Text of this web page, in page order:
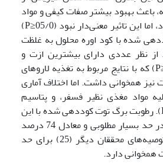
باعث بهبود بیشتر صفات کیفی و مواد
مغذی برگ توت می‌شود، اما این تاثیر معنی‌دار نبود (05/0≤P)
کوددهی شده با کود اوره محلول به غلظت
از نظر عددی دارای بیشترین ازت و
پروتئین بودند (05/0≤P) که با نتایج مربوط به تغذیه لاروهای
نیز همخوانی داشت. اما اختلاف آماری
مواد مغذی نظیر فسفر، و پتاسیم
معنی‌دار نبود (05/0≤P). رطوبت برگ توت کوددهی شده با این
تیمار (تیمار نهم) هم در حد بسیار مطلوبی و معادل 74 درصد
بود (جدول 3) که با توصیه‌های محققان دیگر (25) برای حد
دارد.